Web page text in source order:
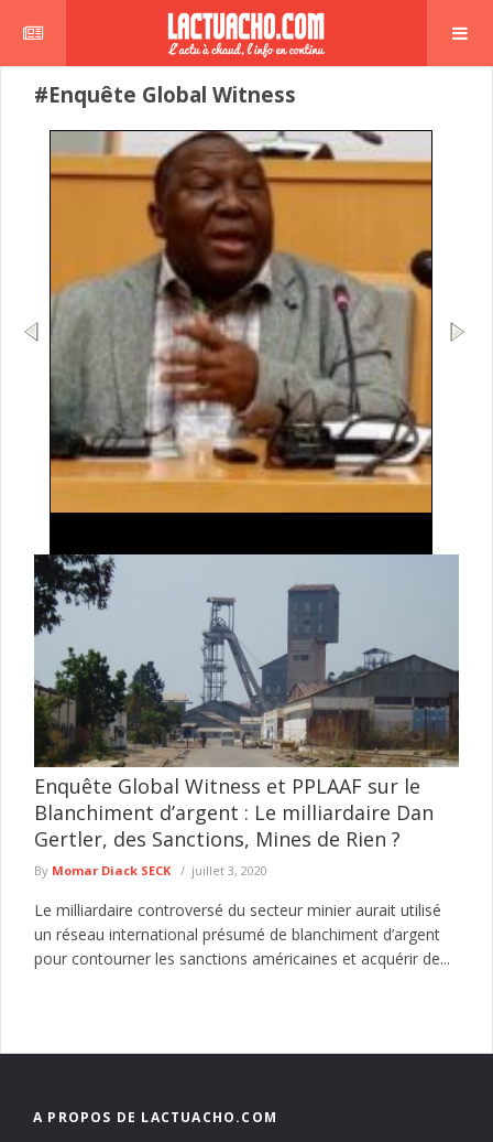
#Enquête Global Witness
Ejime
Les changements de gouvernement anticonstitutionnels ont
gravement affecté la démocratie participative en Afrique,
entraînant notamment une résurgence des régimes militaires, ...
lire plus
Enquête Global Witness et PPLAAF sur le
Blanchiment d’argent : Le milliardaire Dan
Gertler, des Sanctions, Mines de Rien ?
By Momar Diack SECK juillet 3, 2020
Le milliardaire controversé du secteur minier aurait utilisé
un réseau international présumé de blanchiment d’argent
pour contourner les sanctions américaines et acquérir de...
A PROPOS DE LACTUACHO.COM